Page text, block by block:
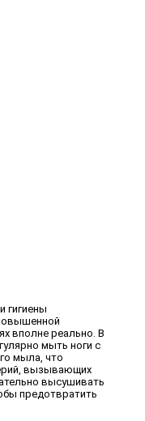
гигиены
вполне реально. В
мыть ноги с
мыла, что
вызывающих
высушивать
предотвратить